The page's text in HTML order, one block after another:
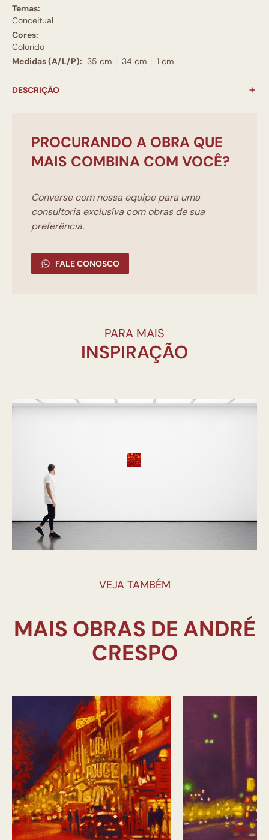
Temas:
Conceitual
Cores:
Colorido
Medidas (A/L/P): 35 cm 34 cm 1 cm
DESCRIÇÃO
PROCURANDO A OBRA QUE
MAIS COMBINA COM VOCÊ?
Converse com nossa equipe para uma
consultoria exclusíva com obras de sua
preferência.
FALE CONOSCO
PARA MAIS
INSPIRAÇÃO
VEJA TAMBÉM
MAIS OBRAS DE ANDRÉ